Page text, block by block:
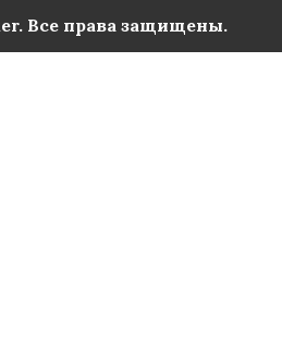
Все права защищены.